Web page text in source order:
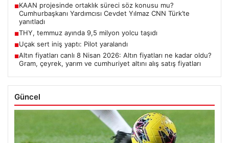
■KAAN projesinde ortaklık süreci söz konusu mu?
Cumhurbaşkanı Yardımcısı Cevdet Yılmaz CNN Türk’te
yanıtladı
■THY, temmuz ayında 9,5 milyon yolcu taşıdı
■Uçak sert iniş yaptı: Pilot yaralandı
■Altın fiyatları canlı 8 Nisan 2026: Altın fiyatları ne kadar oldu?
Gram, çeyrek, yarım ve cumhuriyet altını alış satış fiyatları
Güncel